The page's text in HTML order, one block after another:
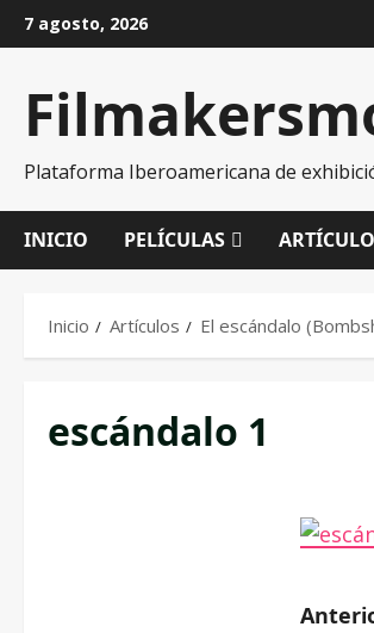
7 agosto, 2026
Plataforma Iberoamericana de
INICIO PELÍCULAS
Inicio Artículos El escándalo
escándalo 1